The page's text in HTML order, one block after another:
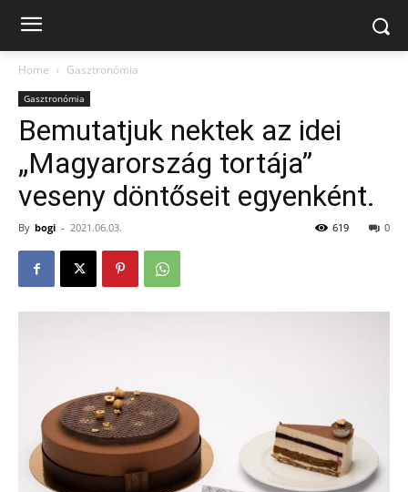
Home Gasztronómia
Gasztronómia
Bemutatjuk nektek az idei
„Magyarország tortája”
veseny döntőseit egyenként.
By bogi - 2021.06.03. 0
619